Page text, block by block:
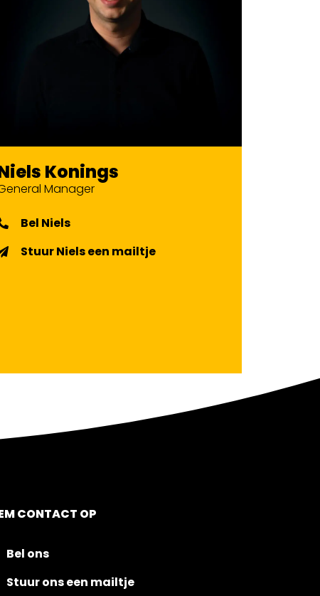
Konings
Manager
Bel Niels
Stuur Niels een mailtje
CONTACT OP
Bel ons
Stuur ons een mailtje